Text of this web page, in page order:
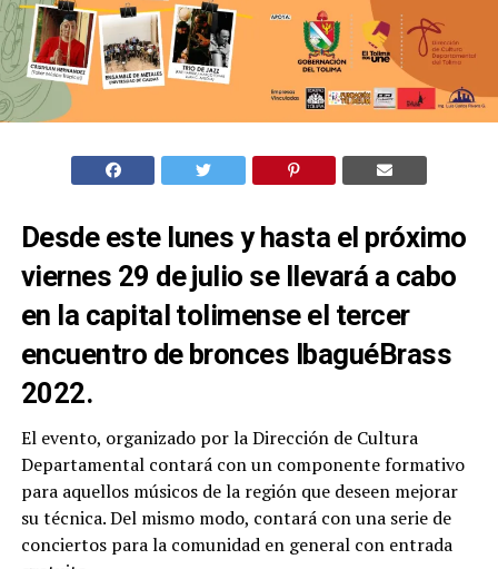
Desde este lunes y hasta el próximo
viernes 29 de julio se llevará a cabo
en la capital tolimense el tercer
encuentro de bronces IbaguéBrass
2022.
El evento, organizado por la Dirección de Cultura
Departamental contará con un componente formativo
para aquellos músicos de la región que deseen mejorar
su técnica. Del mismo modo, contará con una serie de
conciertos para la comunidad en general con entrada